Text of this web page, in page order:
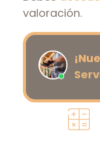
valoración.